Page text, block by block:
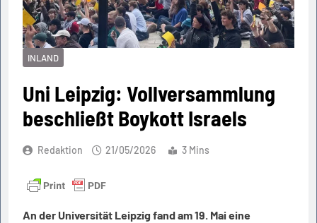
INLAND
Uni Leipzig: Vollversammlung
beschließt Boykott Israels
Redaktion 21/05/2026 3 Mins
An der Universität Leipzig fand am 19. Mai eine